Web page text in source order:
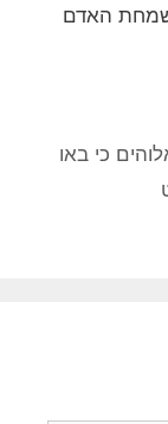
שמחת האדם
כי באו